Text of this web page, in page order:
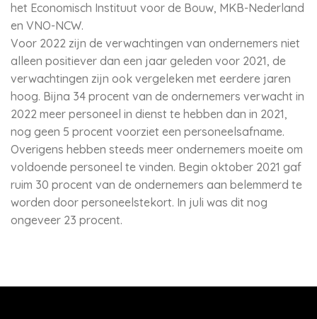
het Economisch Instituut voor de Bouw, MKB-Nederland
en VNO-NCW.
Voor 2022 zijn de verwachtingen van ondernemers niet
alleen positiever dan een jaar geleden voor 2021, de
verwachtingen zijn ook vergeleken met eerdere jaren
hoog. Bijna 34 procent van de ondernemers verwacht in
2022 meer personeel in dienst te hebben dan in 2021,
nog geen 5 procent voorziet een personeelsafname.
Overigens hebben steeds meer ondernemers moeite om
voldoende personeel te vinden. Begin oktober 2021 gaf
ruim 30 procent van de ondernemers aan belemmerd te
worden door personeelstekort. In juli was dit nog
ongeveer 23 procent.